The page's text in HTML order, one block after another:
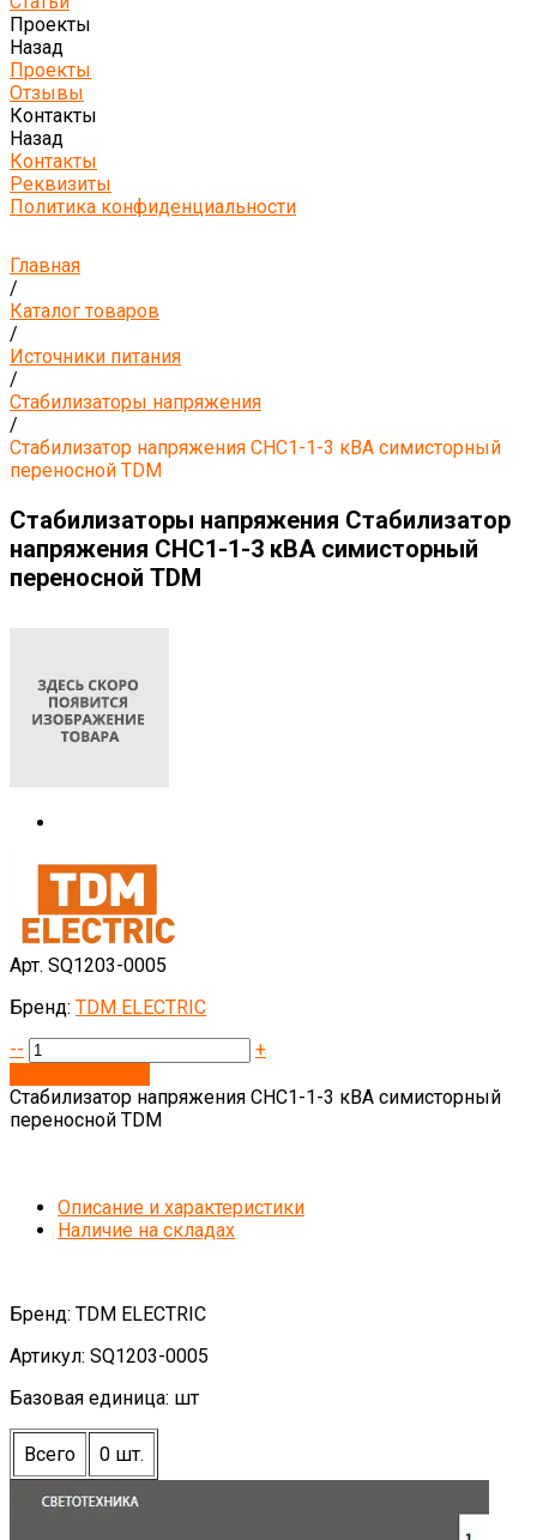
Проекты
Назад
Проекты
Отзывы
Контакты
Назад
Контакты
Реквизиты
Политика конфиденциальности
Главная
/
Каталог товаров
/
Источники питания
/
Стабилизаторы напряжения
/
Стабилизатор напряжения СНС1-1-3 кВА симисторный
переносной TDM
Стабилизаторы напряжения Стабилизатор
напряжения СНС1-1-3 кВА симисторный
переносной TDM
Арт. SQ1203-0005
Бренд: TDM ELECTRIC
--
+
Стабилизатор напряжения СНС1-1-3 кВА симисторный
переносной TDM
Описание и характеристики
Наличие на складах
Бренд: TDM ELECTRIC
Артикул: SQ1203-0005
Базовая единица: шт
Всего 0 шт.